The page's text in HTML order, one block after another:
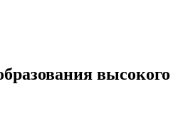
высокого